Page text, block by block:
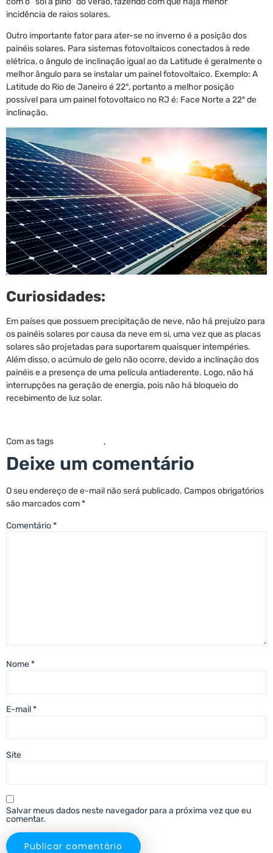
incidência de raios solares.
Outro importante fator para ater-se no inverno é a posição dos
painéis solares. Para sistemas fotovoltaicos conectados à rede
elétrica, o ângulo de inclinação igual ao da Latitude é geralmente o
melhor ângulo para se instalar um painel fotovoltaico. Exemplo: A
Latitude do Rio de Janeiro é 22°, portanto a melhor posição
possível para um painel fotovoltaico no RJ é: Face Norte a 22° de
inclinação.
Curiosidades:
Em países que possuem precipitação de neve, não há prejuízo para
os painéis solares por causa da neve em si, uma vez que as placas
solares são projetadas para suportarem quaisquer intempéries.
Além disso, o acúmulo de gelo não ocorre, devido a inclinação dos
painéis e a presença de uma película antiaderente. Logo, não há
interrupções na geração de energia, pois não há bloqueio do
recebimento de luz solar.
Com as tags ,
Deixe um comentário
O seu endereço de e-mail não será publicado. Campos obrigatórios
são marcados com*
Comentário*
Nome*
E-mail*
Site
Salvar meus dados neste navegador para a próxima vez que eu
comentar.